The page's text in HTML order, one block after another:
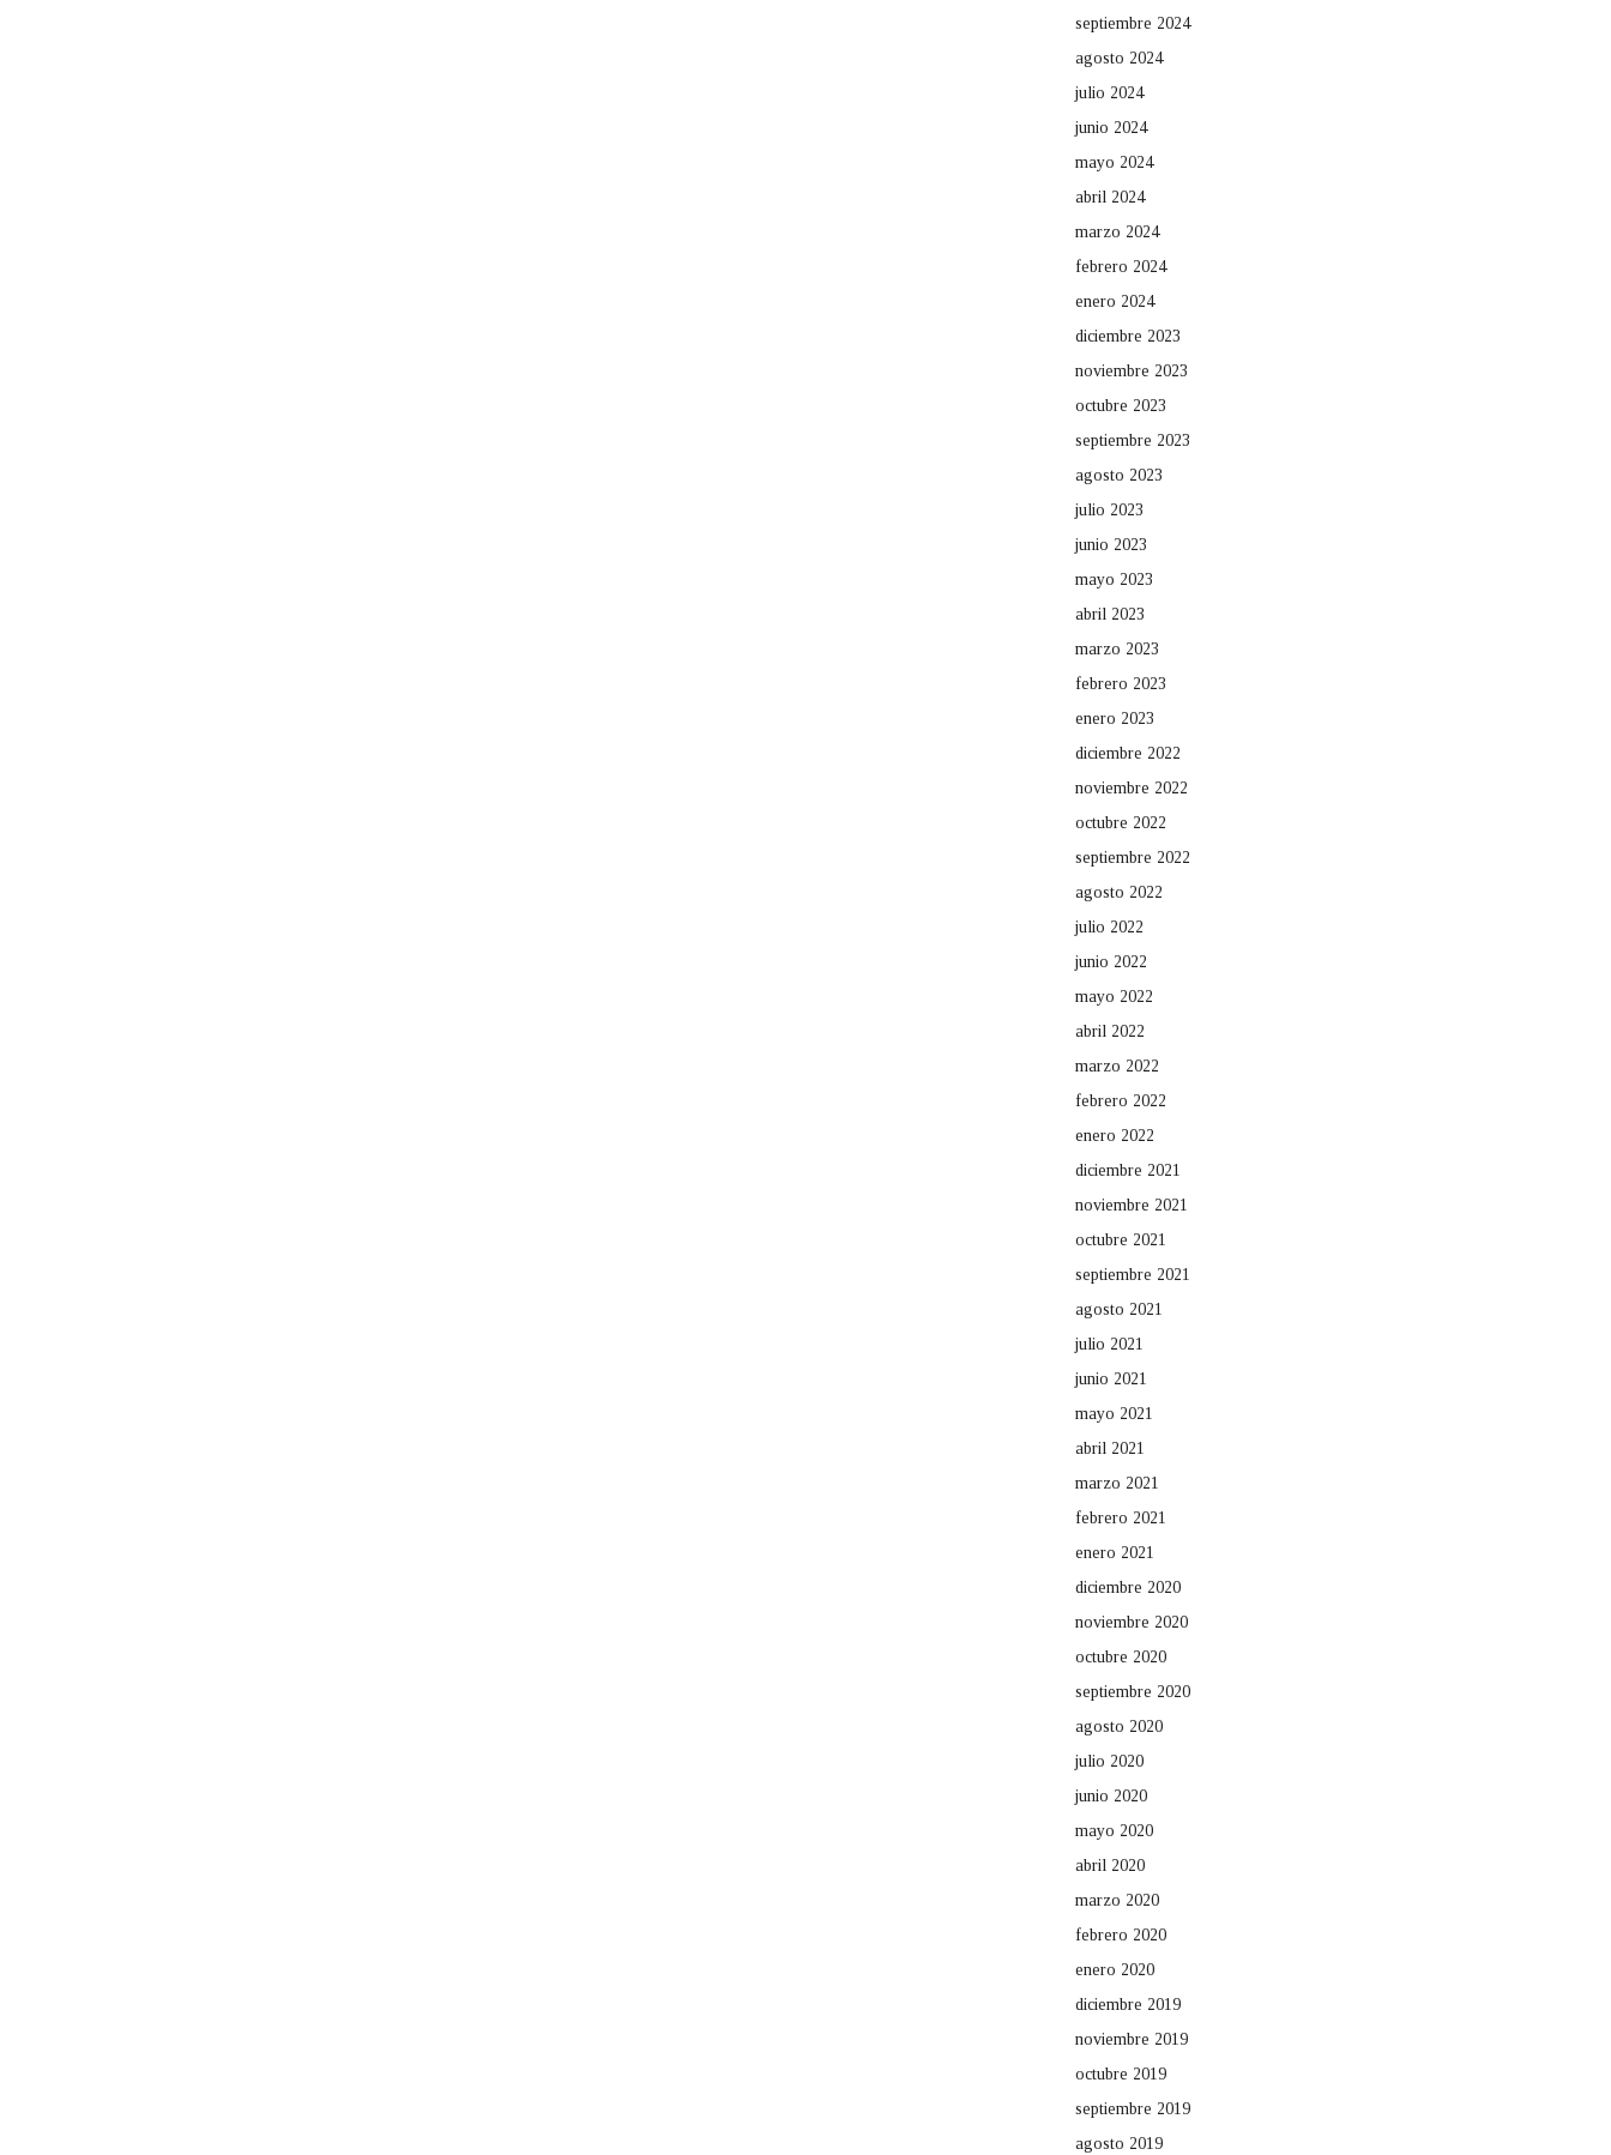
septiembre 2024
agosto 2024
julio 2024
junio 2024
mayo 2024
abril 2024
marzo 2024
febrero 2024
enero 2024
diciembre 2023
noviembre 2023
octubre 2023
septiembre 2023
agosto 2023
julio 2023
junio 2023
mayo 2023
abril 2023
marzo 2023
febrero 2023
enero 2023
diciembre 2022
noviembre 2022
octubre 2022
septiembre 2022
agosto 2022
julio 2022
junio 2022
mayo 2022
abril 2022
marzo 2022
febrero 2022
enero 2022
diciembre 2021
noviembre 2021
octubre 2021
septiembre 2021
agosto 2021
julio 2021
junio 2021
mayo 2021
abril 2021
marzo 2021
febrero 2021
enero 2021
diciembre 2020
noviembre 2020
octubre 2020
septiembre 2020
agosto 2020
julio 2020
junio 2020
mayo 2020
abril 2020
marzo 2020
febrero 2020
enero 2020
diciembre 2019
noviembre 2019
octubre 2019
septiembre 2019
agosto 2019